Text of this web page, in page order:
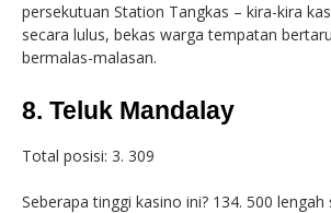
persekutuan Station Tangkas – kira-kira
secara lulus, bekas warga tempatan
bermalas-malasan.
8. Teluk Mandalay
Total posisi: 3. 309
Seberapa tinggi kasino ini? 134. 500 lengah